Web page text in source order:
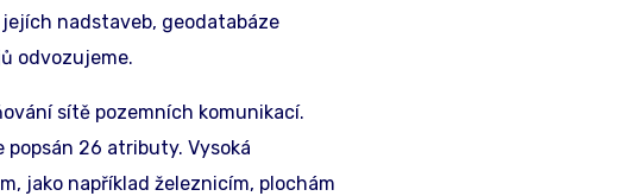
nadstaveb, geodatabáze
odvozujeme.
sítě pozemních komunikací.
26 atributy. Vysoká
jako například železnicím, plochám